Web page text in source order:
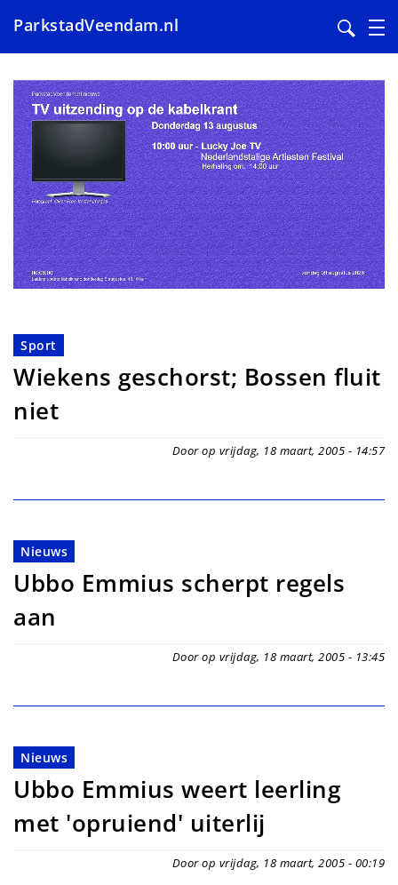
en
naar
de
inhoud
gaan
ParkstadVeendam.nl
Sport
Wiekens geschorst; Bossen fluit
niet
Door op vrijdag, 18 maart, 2005 - 14:57
Nieuws
Ubbo Emmius scherpt regels
aan
Door op vrijdag, 18 maart, 2005 - 13:45
Nieuws
Ubbo Emmius weert leerling
met 'opruiend' uiterlij
Door op vrijdag, 18 maart, 2005 - 00:19